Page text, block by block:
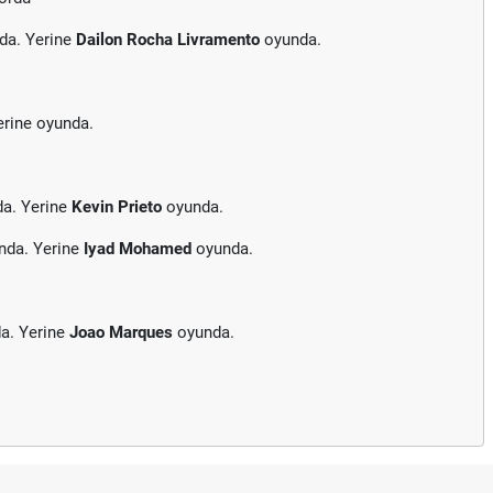
Yerine Dailon Rocha Livramento oyunda.
oyunda.
Yerine Kevin Prieto oyunda.
Yerine Iyad Mohamed oyunda.
Yerine Joao Marques oyunda.